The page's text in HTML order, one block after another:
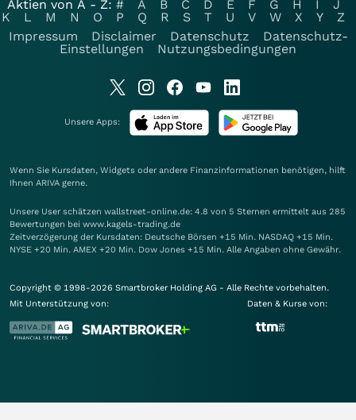
Aktien von A - Z: # A B C D E F G H I
J
K
L M N O P Q R S T U V W X Y
Z
Impressum
Disclaimer Datenschutz
Datenschutz-
Einstellungen
Nutzungsbedingungen
Unsere Apps:
Wenn Sie Kursdaten, Widgets oder andere Finanzinformationen benötigen, hilft
Ihnen ARIVA gerne.
Unsere User schätzen wallstreet-online.de: 4.8 von 5 Sternen ermittelt aus 285
Bewertungen bei www.kagels-trading.de
Zeitverzögerung der Kursdaten: Deutsche Börsen +15 Min. NASDAQ +15 Min.
NYSE +20 Min. AMEX +20 Min. Dow Jones +15 Min. Alle Angaben ohne Gewähr.
Copyright © 1998-2026 Smartbroker Holding AG - Alle Rechte vorbehalten.
Mit Unterstützung von:
Daten & Kurse von: